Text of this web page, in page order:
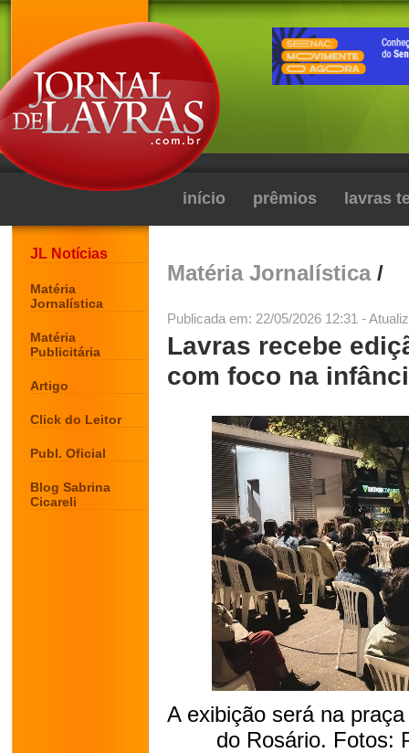
início prêmios lavras
JL Notícias
Matéria
Jornalística
Matéria
Publicitária
Artigo
Click do Leitor
Publ. Oficial
Blog Sabrina
Cicareli
Matéria Jornalística/
Publicada em: 22/05/2026 12:31 -
Lavras recebe
com foco na
A exibição será na
do Rosário. Fotos: